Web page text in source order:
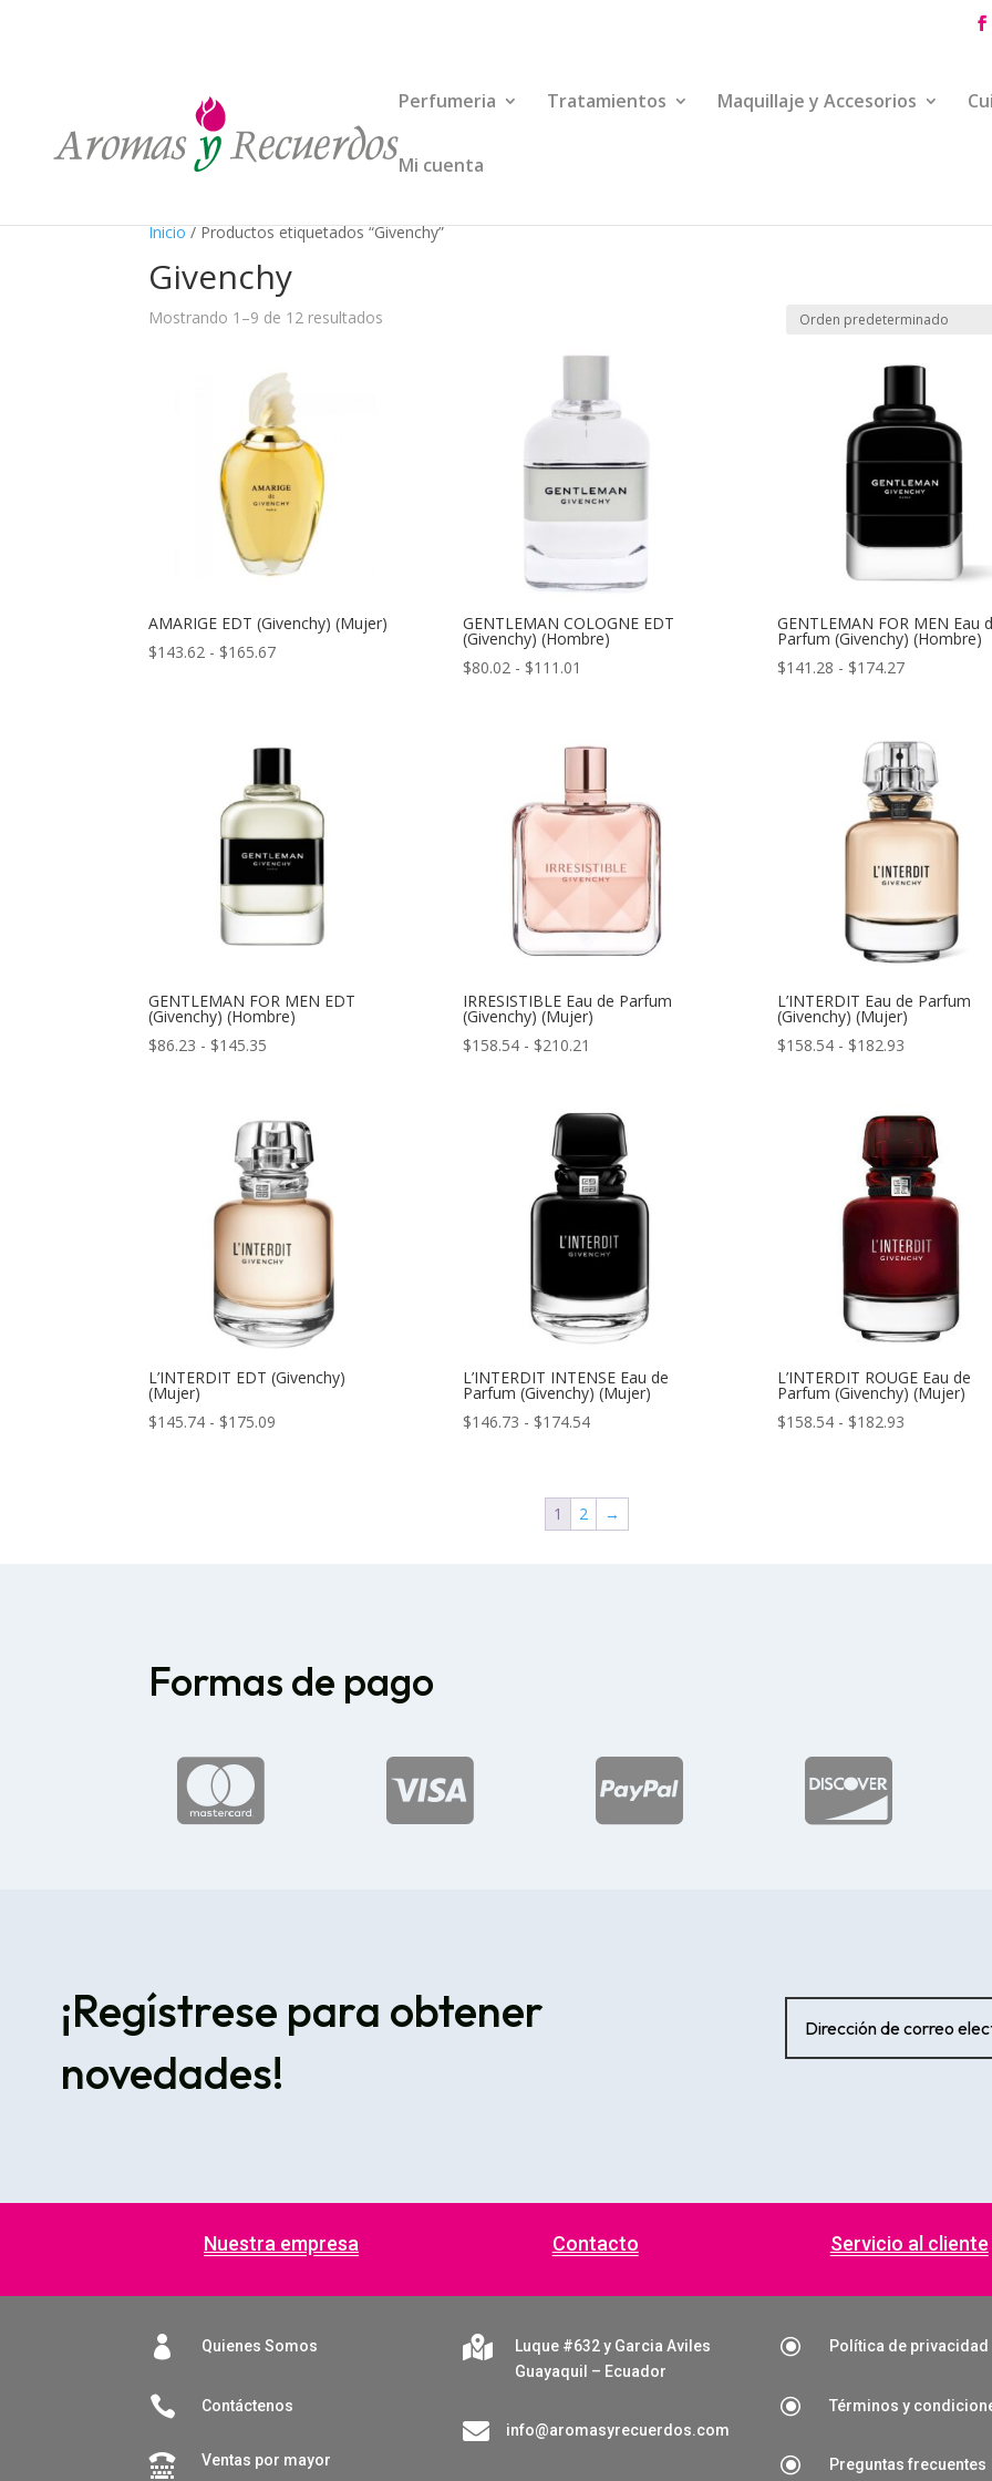
Perfumeria Tratamientos Maquillaje y Accesorios
Mi cuenta
Inicio/ Productos etiquetados “Givenchy”
Givenchy
Mostrando 1–9 de 12 resultados
AMARIGE EDT (Givenchy) (Mujer)
$143.62 - $165.67Rango
$143.62
hasta
$165.67
GENTLEMAN COLOGNE EDT
(Givenchy) (Hombre)
$80.02 - $111.01
desde
hasta
$111.01
GENTLEMAN FOR MEN Eau
Parfum (Givenchy) (Hombre)
$141.28 - $174.27Rango
desde
$141.28
hasta
$174.27
GENTLEMAN FOR MEN EDT
(Givenchy) (Hombre)
$86.23 - $145.35
desde
$86.23
hasta
$145.35
IRRESISTIBLE Eau de Parfum
(Givenchy) (Mujer)
$158.54 - $210.21
desde
$158.54
hasta
$210.21
L’INTERDIT Eau de Parfum
(Givenchy) (Mujer)
$158.54 - $182.93Rango
desde
$158.54
hasta
$182.93
L’INTERDIT EDT (Givenchy)
(Mujer)
$145.74 - $175.09
L’INTERDIT INTENSE Eau de
Parfum (Givenchy) (Mujer)
$146.73 - $174.54Rango
desde
$146.73
L’INTERDIT ROUGE Eau de
Parfum (Givenchy) (Mujer)
$158.54 - $182.93Rango
1 2 →
Formas de pago
   
¡Regístrese para obtener
novedades!
Nuestra empresa Contacto Servicio al cliente
 Quienes Somos
 Contáctenos
 Ventas por mayor

Luque #632 y Garcia Aviles
Guayaquil – Ecuador
 info@aromasyrecuerdos.com
\ Política de privacidad
\ Términos y
\ Preguntas frecuentes